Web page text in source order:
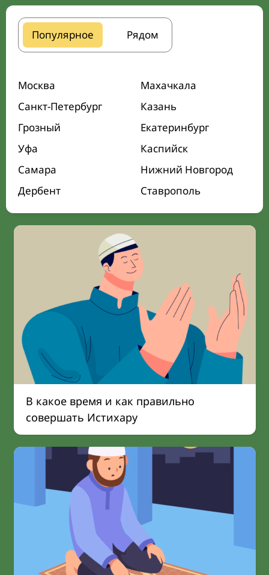
Популярное Рядом
Москва
Махачкала
Санкт-Петербург
Казань
Грозный
Екатеринбург
Уфа
Каспийск
Самара
Нижний Новгород
Дербент
Ставрополь
В какое время и как правильно
совершать Истихару